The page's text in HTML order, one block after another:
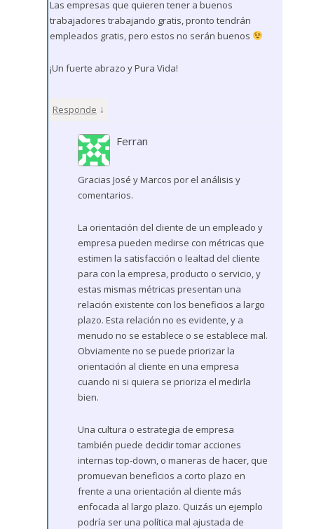
Las empresas que quieren tener a buenos
trabajadores trabajando gratis, pronto tendrán
empleados gratis, pero estos no serán buenos
¡Un fuerte abrazo y Pura Vida!
Responde ↓
Ferran
Gracias José y Marcos por el análisis y
comentarios.
La orientación del cliente de un empleado y
empresa pueden medirse con métricas que
estimen la satisfacción o lealtad del cliente
para con la empresa, producto o servicio, y
estas mismas métricas presentan una
relación existente con los beneficios a largo
plazo. Esta relación no es evidente, y a
menudo no se establece o se establece mal.
Obviamente no se puede priorizar la
orientación al cliente en una empresa
cuando ni si quiera se prioriza el medirla
bien.
Una cultura o estrategia de empresa
también puede decidir tomar acciones
internas top-down, o maneras de hacer, que
promuevan beneficios a corto plazo en
frente a una orientación al cliente más
enfocada al largo plazo. Quizás un ejemplo
podría ser una política mal ajustada de